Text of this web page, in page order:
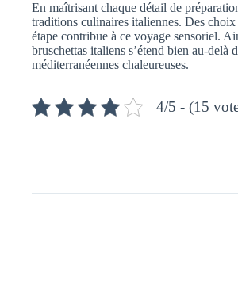
En maîtrisant chaque détail de
traditions culinaires italiennes. Des choix
étape contribue à ce voyage sensoriel.
bruschettas italiens s’étend bien au-delà
méditerranéennes chaleureuses.
4/5 - (15